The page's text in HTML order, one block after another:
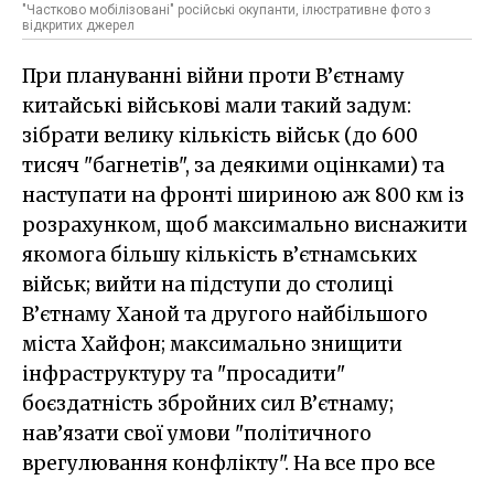
"Частково мобілізовані" російські окупанти, ілюстративне фото з
відкритих джерел
При плануванні війни проти В’єтнаму
китайські військові мали такий задум:
зібрати велику кількість військ (до 600
тисяч "багнетів", за деякими оцінками) та
наступати на фронті шириною аж 800 км із
розрахунком, щоб максимально виснажити
якомога більшу кількість в’єтнамських
військ; вийти на підступи до столиці
В’єтнаму Ханой та другого найбільшого
міста Хайфон; максимально знищити
інфраструктуру та "просадити"
боєздатність збройних сил В’єтнаму;
нав’язати свої умови "політичного
врегулювання конфлікту". На все про все